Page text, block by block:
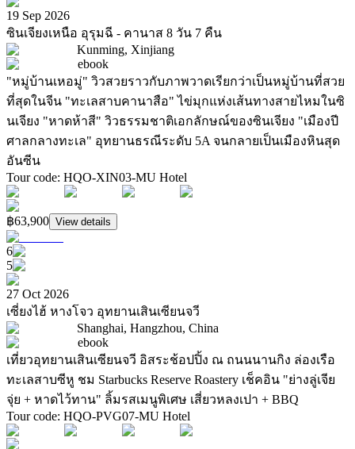
19 Sep 2026
ซินเจียงเหนือ อุรุมฉี - คานาส 8 วัน 7 คืน
Kunming, Xinjiang
ebook
"หมู่บ้านเหอมู่" วิวสวยราวกับภาพวาดเรียกว่าเป็นหมู่บ้านที่สวย
ที่สุดในจีน "ทะเลสาบคานาสือ" ไข่มุกแห่งเส้นทางสายไหมในซิ
นเจียง "หาดห้าสี" วิวธรรมชาติเอกลักษณ์ของซินเจียง "เมืองปี
ศาลกลางทะเล" อุทยานธรณีระดับ 5A จนกลายเป็นเมืองหินสุด
อันซีน
Tour code: HQO-XIN03-MU Hotel
฿63,900 View details
6
5
27 Oct 2026
เซี่ยงไฮ้ หางโจว อุทยานเสินเซียนจวี
Shanghai, Hangzhou, China
ebook
เที่ยวอุทยานเสินเซียนจวี อิสระช้อปปิ้ง ณ ถนนนานกิง ล่องเรือ
ทะเลสาบซีหู ชม Starbucks Reserve Roastery เช็คอิน "ย่างลู่เจีย
จุ่ย + หาดไว้ทาน" ลิ้มรสเมนูพิเศษ เสี่ยวหลงเปา + BBQ
Tour code: HQO-PVG07-MU Hotel